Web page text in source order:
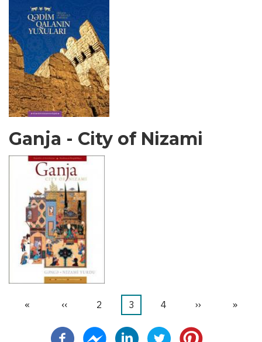
Ganja - City of Nizami
First
«
Previous
‹‹ Бет
2
Current
3 Бет
4
Next
››
Last
»